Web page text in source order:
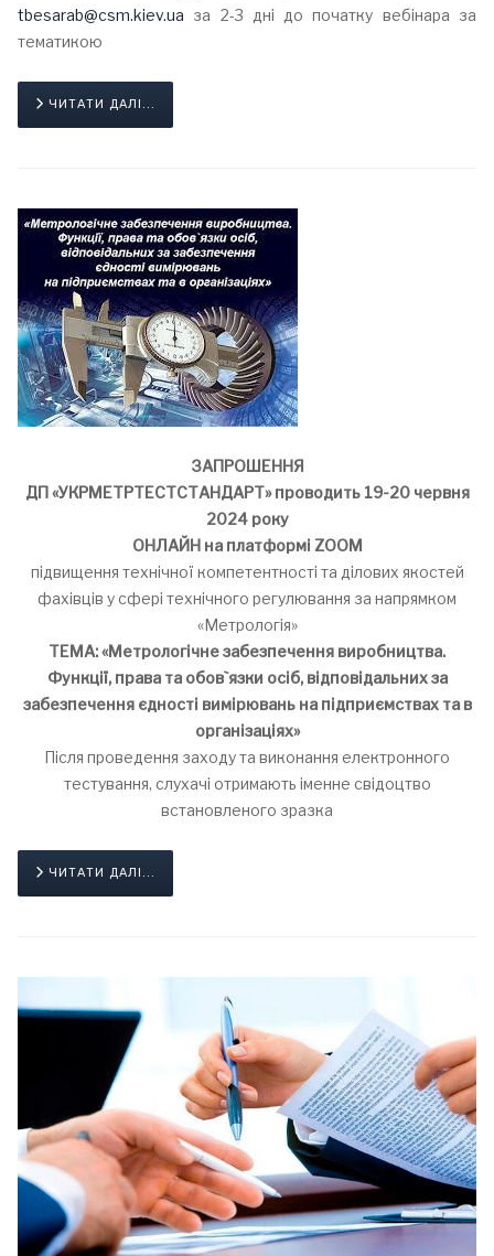
tbesarab@csm.kiev.ua за 2-3 дні до початку вебінара за
тематикою
ЧИТАТИ ДАЛІ...
ЗАПРОШЕННЯ
ДП «УКРМЕТРТЕСТСТАНДАРТ» проводить 19-20 червня
2024 року
ОНЛАЙН на платформі ZOOM
підвищення технічної компетентності та ділових якостей
фахівців у сфері технічного регулювання за напрямком
«Метрологія»
ТЕМА: «Метрологічне забезпечення виробництва.
Функції, права та обов`язки осіб, відповідальних за
забезпечення єдності вимірювань на підприємствах та в
організаціях»
Після проведення заходу та виконання електронного
тестування, слухачі отримають іменне свідоцтво
встановленого зразка
ЧИТАТИ ДАЛІ...